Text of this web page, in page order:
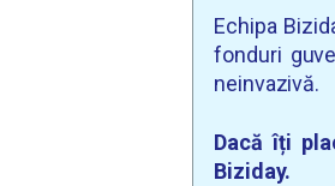
Echipa
fonduri
neinvazivă.
Dacă îți
Biziday.